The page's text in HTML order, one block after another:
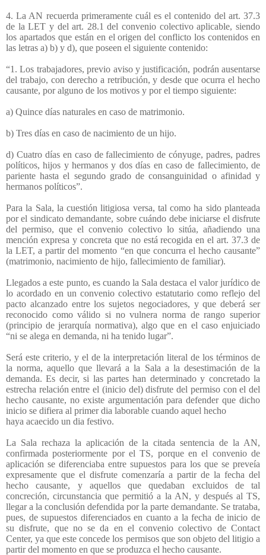
4. La AN recuerda primeramente cuál es el contenido del art. 37.3
de la LET y del art. 28.1 del convenio colectivo aplicable, siendo
los apartados que están en el origen del conflicto los contenidos en
las letras a) b) y d), que poseen el siguiente contenido:
“1. Los trabajadores, previo aviso y justificación, podrán ausentarse
del trabajo, con derecho a retribución, y desde que ocurra el hecho
causante, por alguno de los motivos y por el tiempo siguiente:
a) Quince días naturales en caso de matrimonio.
b) Tres días en caso de nacimiento de un hijo.
d) Cuatro días en caso de fallecimiento de cónyuge, padres, padres
políticos, hijos y hermanos y dos días en caso de fallecimiento, de
pariente hasta el segundo grado de consanguinidad o afinidad y
hermanos políticos”.
Para la Sala, la cuestión litigiosa versa, tal como ha sido planteada
por el sindicato demandante, sobre cuándo debe iniciarse el disfrute
del permiso, que el convenio colectivo lo sitúa, añadiendo una
mención expresa y concreta que no está recogida en el art. 37.3 de
la LET, a partir del momento “en que concurra el hecho causante”
(matrimonio, nacimiento de hijo, fallecimiento de familiar).
Llegados a este punto, es cuando la Sala destaca el valor jurídico de
lo acordado en un convenio colectivo estatutario como reflejo del
pacto alcanzado entre los sujetos negociadores, y que deberá ser
reconocido como válido si no vulnera norma de rango superior
(principio de jerarquía normativa), algo que en el caso enjuiciado
“ni se alega en demanda, ni ha tenido lugar”.
Será este criterio, y el de la interpretación literal de los términos de
la norma, aquello que llevará a la Sala a la desestimación de la
demanda. Es decir, si las partes han determinado y concretado la
estrecha relación entre el (inicio del) disfrute del permiso con el del
hecho causante, no existe argumentación para defender que dicho
inicio se difiera al primer dia laborable cuando aquel hecho
haya acaecido un dia festivo.
La Sala rechaza la aplicación de la citada sentencia de la AN,
confirmada posteriormente por el TS, porque en el convenio de
aplicación se diferenciaba entre supuestos para los que se preveía
expresamente que el disfrute comenzaría a partir de la fecha del
hecho causante, y aquellos que quedaban excluidos de tal
concreción, circunstancia que permitió a la AN, y después al TS,
llegar a la conclusión defendida por la parte demandante. Se trataba,
pues, de supuestos diferenciados en cuanto a la fecha de inicio de
su disfrute, que no se da en el convenio colectivo de Contact
Center, ya que este concede los permisos que son objeto del litigio a
partir del momento en que se produzca el hecho causante.